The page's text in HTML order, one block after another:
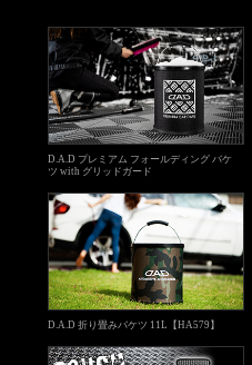
D.A.D プレミアム フォールディング バケ
ツ with グリッドガード
D.A.D 折り畳みバケツ 11L【HA579】